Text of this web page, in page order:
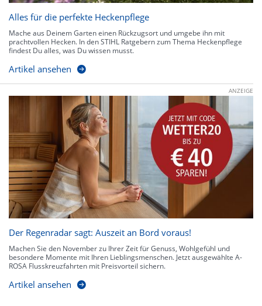
Alles für die perfekte Heckenpflege
Mache aus Deinem Garten einen Rückzugsort und umgebe ihn mit
prachtvollen Hecken. In den STIHL Ratgebern zum Thema Heckenpflege
findest Du alles, was Du wissen musst.
Artikel ansehen
ANZEIGE
Der Regenradar sagt: Auszeit an Bord voraus!
Machen Sie den November zu Ihrer Zeit für Genuss, Wohlgefühl und
besondere Momente mit Ihren Lieblingsmenschen. Jetzt ausgewählte A-
ROSA Flusskreuzfahrten mit Preisvorteil sichern.
Artikel ansehen